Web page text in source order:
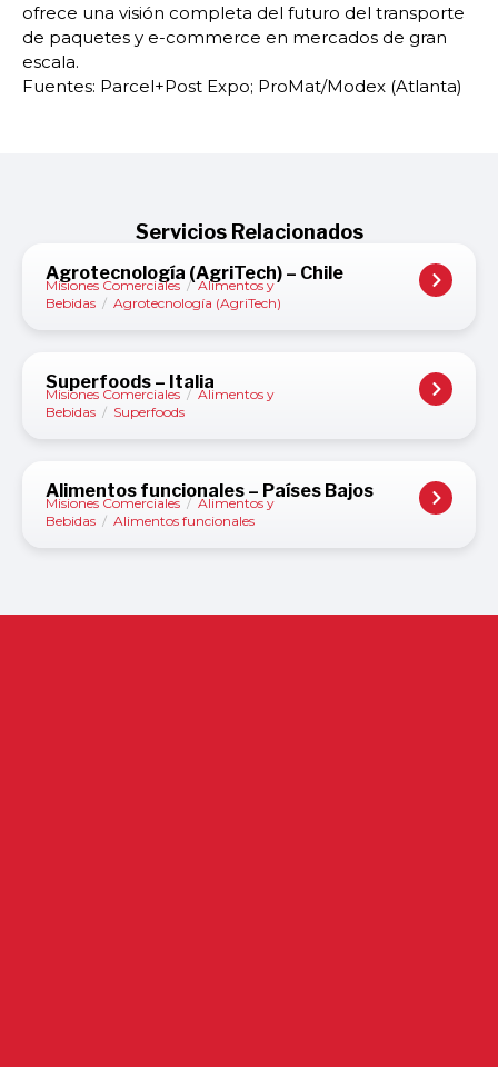
ofrece una visión completa del futuro del transporte
de paquetes y e-commerce en mercados de gran
escala.
Fuentes: Parcel+Post Expo; ProMat/Modex (Atlanta)
Servicios Relacionados
Agrotecnología (AgriTech) – Chile
Misiones Comerciales / Alimentos y
Bebidas / Agrotecnología (AgriTech)
Superfoods – Italia
Misiones Comerciales / Alimentos y
Bebidas / Superfoods
Alimentos funcionales – Países Bajos
Misiones Comerciales / Alimentos y
Bebidas / Alimentos funcionales